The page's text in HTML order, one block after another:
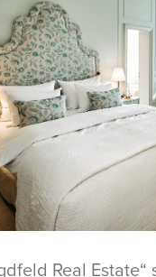
Real